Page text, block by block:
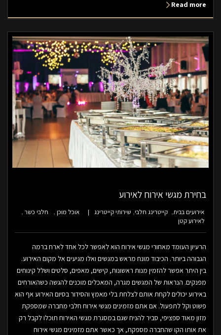
Read more
בחירת מגשי אירוח לאירוע
אירועים בבית קייטרינג חלבי שירותי קייטרינג אוכל מוכן
חלבי כשר
לאירוע קטן
הרעיון העומד מאחורי מגשי אירוח הוא לאפשר לכל אחד לארח ברמה
הגבוהה ביותר. הכיבוד מונח מראש במגשים ואלו מגיעים אל מקום האירוע.
בין היתר אפשר להזמין מנות ראשונות, קישים, מאפים, סלטים ושלל קינוחים
מפנקים. הנראות של המגשים מגרה, המאכלים מוכנים להגשה כשהאורחים
באירוע יכולים לקחת אותם לצלחת בלי מאמץ והסידור בסיום האירוע אף הוא
פשוט וקל לתפעול. אם אתם מזמינים מגשי אירוח חלבי מחברה שמספקת
מזון מאוד ספציפי, סביר להניח שגם במסגרת מגשי האירוח תוכלו לקבל רק
את אותו הקו שהחברה מספקת, אך כאשר אתם מזמינים מגשי אירוח